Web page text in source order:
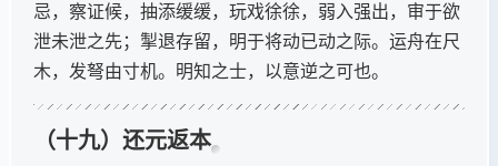
忌，察证候，抽添缓缓，玩戏徐徐，弱入强出，审于欲
泄未泄之先；掣退存留，明于将动已动之际。运舟在尺
木，发弩由寸机。明知之士，以意逆之可也。
（十九）还元返本